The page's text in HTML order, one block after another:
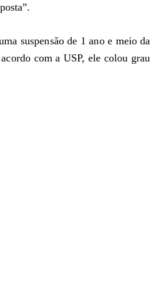
suspensão de 1 ano e meio da
com a USP, ele colou grau